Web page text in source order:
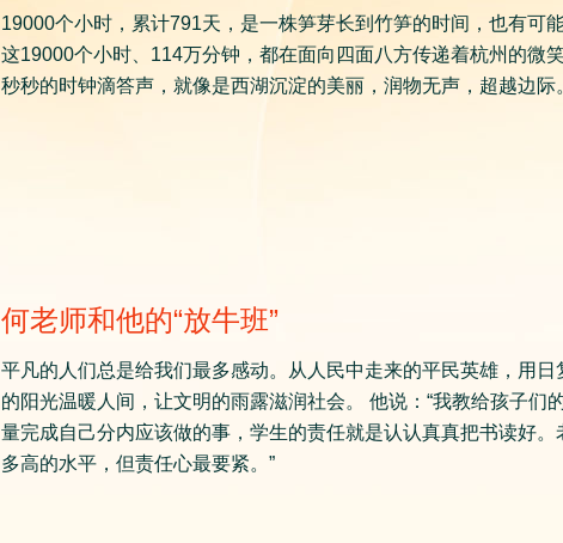
19000个小时，累计791天，是一株笋芽长到竹笋的时间，也有可
这19000个小时、114万分钟，都在面向四面八方传递着杭州的微
秒秒的时钟滴答声，就像是西湖沉淀的美丽，润物无声，超越边际
何老师和他的“放牛班”
平凡的人们总是给我们最多感动。从人民中走来的平民英雄，用
的阳光温暖人间，让文明的雨露滋润社会。 他说：“我教给孩子们
量完成自己分内应该做的事，学生的责任就是认认真真把书读好
多高的水平，但责任心最要紧。”